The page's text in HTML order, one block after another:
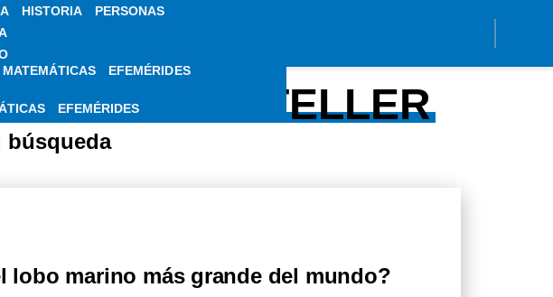
HISTORIA
PERSONAS
MATEMÁTICAS
EFEMÉRIDES
EFEMÉRIDES DE STELLER
búsqueda
lobo marino más grande del mundo?